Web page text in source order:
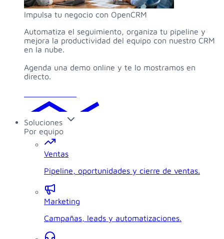
Impulsa tu negocio con OpenCRM
Automatiza el seguimiento, organiza tu pipeline y
mejora la productividad del equipo con nuestro CRM
en la nube.
Agenda una demo online y te lo mostramos en
directo.
Soluciones
Por equipo
Ventas
Pipeline, oportunidades y cierre de ventas.
Marketing
Campañas, leads y automatizaciones.